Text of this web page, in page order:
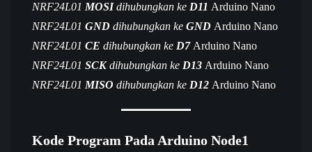
NRF24L01 MOSI dihubungkan ke D11 Arduino Nano
NRF24L01 GND dihubungkan ke GND Arduino Nano
NRF24L01 CE dihubungkan ke D7 Arduino Nano
NRF24L01 SCK dihubungkan ke D13 Arduino Nano
NRF24L01 MISO dihubungkan ke D12 Arduino Nano
Kode Program Pada Arduino Node1